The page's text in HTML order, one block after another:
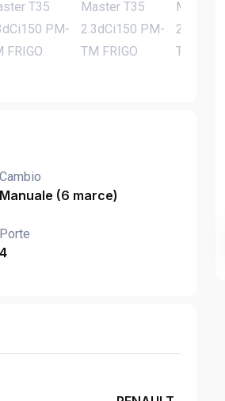
Cambio
Manuale (6 marce)
Porte
4